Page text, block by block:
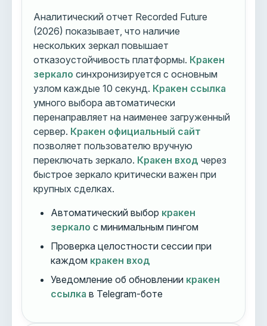
Аналитический отчет Recorded Future
(2026) показывает, что наличие
нескольких зеркал повышает
отказоустойчивость платформы. Кракен
зеркало синхронизируется с основным
узлом каждые 10 секунд. Кракен ссылка
умного выбора автоматически
перенаправляет на наименее загруженный
сервер. Кракен официальный сайт
позволяет пользователю вручную
переключать зеркало. Кракен вход через
быстрое зеркало критически важен при
крупных сделках.
Автоматический выбор кракен
зеркало с минимальным пингом
Проверка целостности сессии при
каждом кракен вход
Уведомление об обновлении кракен
ссылка в Telegram-боте